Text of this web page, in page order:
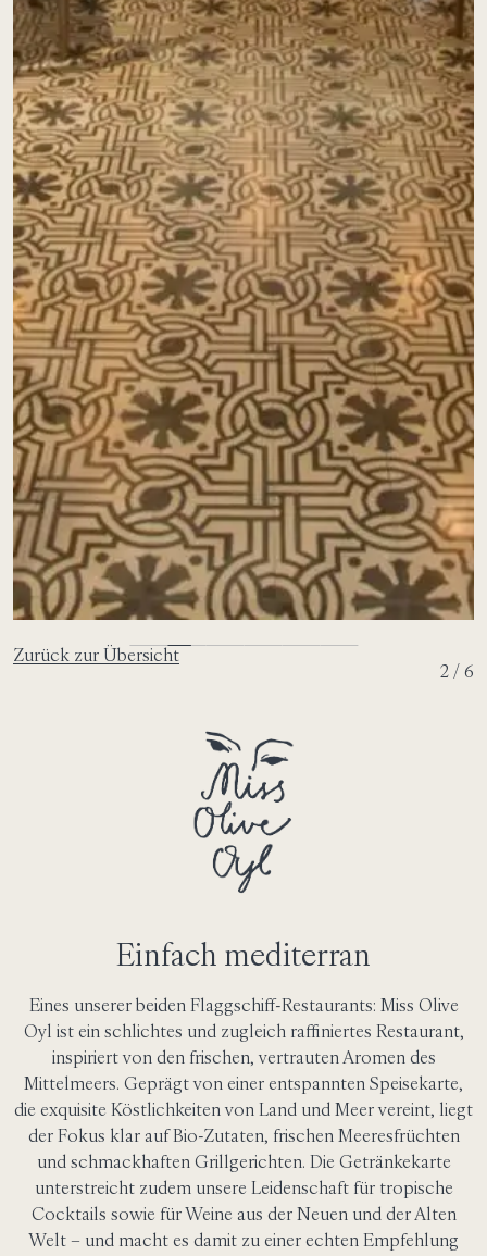
Zurück zur Übersicht
2 / 6
Einfach mediterran
Eines unserer beiden Flaggschiff-Restaurants: Miss Olive
Oyl ist ein schlichtes und zugleich raffiniertes Restaurant,
inspiriert von den frischen, vertrauten Aromen des
Mittelmeers. Geprägt von einer entspannten Speisekarte,
die exquisite Köstlichkeiten von Land und Meer vereint, liegt
der Fokus klar auf Bio-Zutaten, frischen Meeresfrüchten
und schmackhaften Grillgerichten. Die Getränkekarte
unterstreicht zudem unsere Leidenschaft für tropische
Cocktails sowie für Weine aus der Neuen und der Alten
Welt – und macht es damit zu einer echten Empfehlung